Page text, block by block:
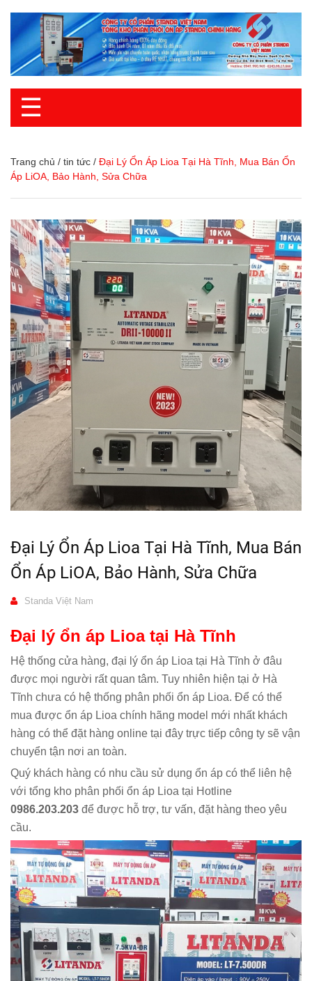
☰
Trang chủ / tin tức / Đại Lý Ổn Áp Lioa Tại Hà Tĩnh, Mua Bán Ổn
Áp LiOA, Bảo Hành, Sửa Chữa
Đại Lý Ổn Áp Lioa Tại Hà Tĩnh, Mua Bán
Ổn Áp LiOA, Bảo Hành, Sửa Chữa
Standa Việt Nam
Đại lý ổn áp Lioa tại Hà Tĩnh
Hệ thống cửa hàng, đại lý ổn áp Lioa tại Hà Tĩnh ở đâu
được mọi người rất quan tâm. Tuy nhiên hiện tại ở Hà
Tĩnh chưa có hệ thống phân phối ổn áp Lioa. Để có thể
mua được ổn áp Lioa chính hãng model mới nhất khách
hàng có thể đặt hàng online tại đây trực tiếp công ty sẽ vận
chuyển tận nơi an toàn.
Quý khách hàng có nhu cầu sử dụng ổn áp có thể liên hệ
với tổng kho phân phối ổn áp Lioa tại Hotline
0986.203.203 để được hỗ trợ, tư vấn, đặt hàng theo yêu
cầu.